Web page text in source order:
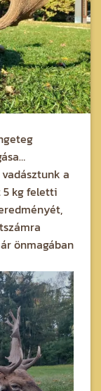
a
5 kg feletti
önmagában